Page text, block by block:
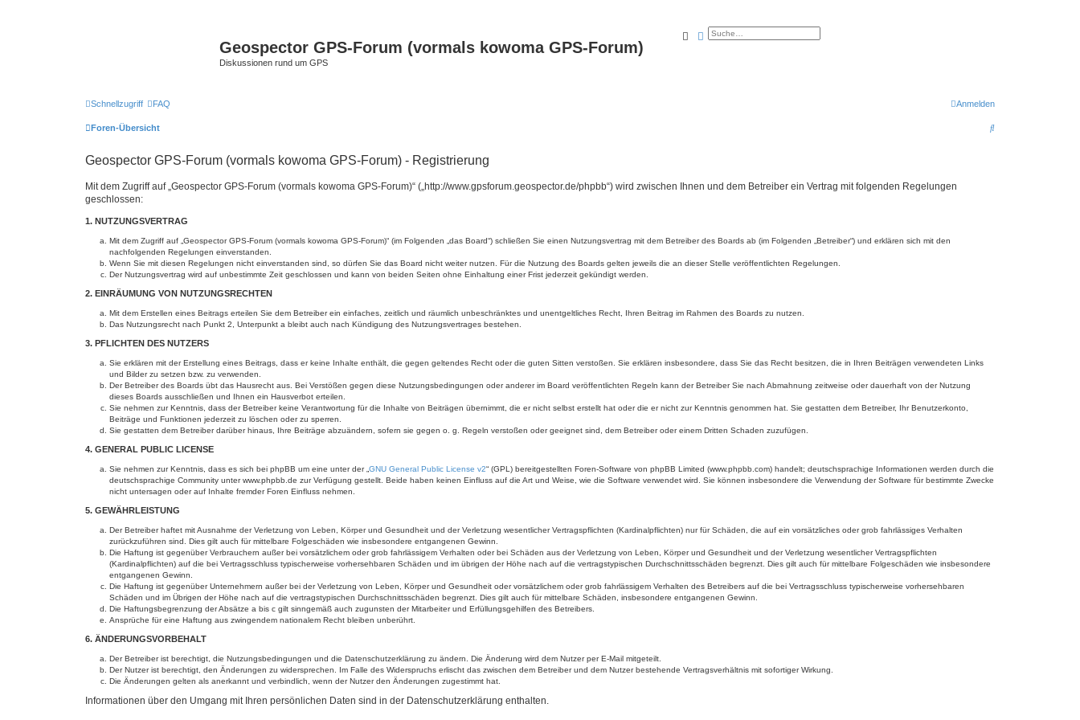
Geospector GPS-Forum (vormals kowoma GPS-Forum)
Diskussionen rund um GPS
SucheErweiterte Suche
Schnellzugriff FAQ Anmelden
Foren-Übersicht
S
Geospector GPS-Forum (vormals kowoma GPS-Forum) - Registrierung
Mit dem Zugriff auf „Geospector GPS-Forum (vormals kowoma GPS-Forum)“ („http://www.gpsforum.geospector.de/phpbb“) wird zwischen Ihnen und dem Betreiber ein Vertrag mit folgenden Regelungen
geschlossen:
1. NUTZUNGSVERTRAG
Mit dem Zugriff auf „Geospector GPS-Forum (vormals kowoma GPS-Forum)“ (im Folgenden „das Board“) schließen Sie einen Nutzungsvertrag mit dem Betreiber des Boards ab (im Folgenden „Betreiber“) und erklären sich mit den
nachfolgenden Regelungen einverstanden.
Wenn Sie mit diesen Regelungen nicht einverstanden sind, so dürfen Sie das Board nicht weiter nutzen. Für die Nutzung des Boards gelten jeweils die an dieser Stelle veröffentlichten Regelungen.
Der Nutzungsvertrag wird auf unbestimmte Zeit geschlossen und kann von beiden Seiten ohne Einhaltung einer Frist jederzeit gekündigt werden.
2. EINRÄUMUNG VON NUTZUNGSRECHTEN
Mit dem Erstellen eines Beitrags erteilen Sie dem Betreiber ein einfaches, zeitlich und räumlich unbeschränktes und unentgeltliches Recht, Ihren Beitrag im Rahmen des Boards zu nutzen.
Das Nutzungsrecht nach Punkt 2, Unterpunkt a bleibt auch nach Kündigung des Nutzungsvertrages bestehen.
3. PFLICHTEN DES NUTZERS
Sie erklären mit der Erstellung eines Beitrags, dass er keine Inhalte enthält, die gegen geltendes Recht oder die guten Sitten verstoßen. Sie erklären insbesondere, dass Sie das Recht besitzen, die in Ihren Beiträgen verwendeten Links
und Bilder zu setzen bzw. zu verwenden.
Der Betreiber des Boards übt das Hausrecht aus. Bei Verstößen gegen diese Nutzungsbedingungen oder anderer im Board veröffentlichten Regeln kann der Betreiber Sie nach Abmahnung zeitweise oder dauerhaft von der Nutzung
dieses Boards ausschließen und Ihnen ein Hausverbot erteilen.
Sie nehmen zur Kenntnis, dass der Betreiber keine Verantwortung für die Inhalte von Beiträgen übernimmt, die er nicht selbst erstellt hat oder die er nicht zur Kenntnis genommen hat. Sie gestatten dem Betreiber, Ihr Benutzerkonto,
Beiträge und Funktionen jederzeit zu löschen oder zu sperren.
Sie gestatten dem Betreiber darüber hinaus, Ihre Beiträge abzuändern, sofern sie gegen o. g. Regeln verstoßen oder geeignet sind, dem Betreiber oder einem Dritten Schaden zuzufügen.
4. GENERAL PUBLIC LICENSE
Sie nehmen zur Kenntnis, dass es sich bei phpBB um eine unter der „ GNU General Public License v2“ (GPL) bereitgestellten Foren-Software von phpBB Limited (www.phpbb.com) handelt; deutschsprachige Informationen werden durch die
deutschsprachige Community unter www.phpbb.de zur Verfügung gestellt. Beide haben keinen Einfluss auf die Art und Weise, wie die Software verwendet wird. Sie können insbesondere die Verwendung der Software für bestimmte Zwecke
nicht untersagen oder auf Inhalte fremder Foren Einfluss nehmen.
5. GEWÄHRLEISTUNG
Der Betreiber haftet mit Ausnahme der Verletzung von Leben, Körper und Gesundheit und der Verletzung wesentlicher Vertragspflichten (Kardinalpflichten) nur für Schäden, die auf ein vorsätzliches oder grob fahrlässiges Verhalten
zurückzuführen sind. Dies gilt auch für mittelbare Folgeschäden wie insbesondere entgangenen Gewinn.
Die Haftung ist gegenüber Verbrauchern außer bei vorsätzlichem oder grob fahrlässigem Verhalten oder bei Schäden aus der Verletzung von Leben, Körper und Gesundheit und der Verletzung wesentlicher Vertragspflichten
(Kardinalpflichten) auf die bei Vertragsschluss typischerweise vorhersehbaren Schäden und im übrigen der Höhe nach auf die vertragstypischen Durchschnittsschäden begrenzt. Dies gilt auch für mittelbare Folgeschäden wie insbesondere
entgangenen Gewinn.
Die Haftung ist gegenüber Unternehmern außer bei der Verletzung von Leben, Körper und Gesundheit oder vorsätzlichem oder grob fahrlässigem Verhalten des Betreibers auf die bei Vertragsschluss typischerweise vorhersehbaren
Schäden und im Übrigen der Höhe nach auf die vertragstypischen Durchschnittsschäden begrenzt. Dies gilt auch für mittelbare Schäden, insbesondere entgangenen Gewinn.
Die Haftungsbegrenzung der Absätze a bis c gilt sinngemäß auch zugunsten der Mitarbeiter und Erfüllungsgehilfen des Betreibers.
Ansprüche für eine Haftung aus zwingendem nationalem Recht bleiben unberührt.
6. ÄNDERUNGSVORBEHALT
Der Betreiber ist berechtigt, die Nutzungsbedingungen und die Datenschutzerklärung zu ändern. Die Änderung wird dem Nutzer per E-Mail mitgeteilt.
Der Nutzer ist berechtigt, den Änderungen zu widersprechen. Im Falle des Widerspruchs erlischt das zwischen dem Betreiber und dem Nutzer bestehende Vertragsverhältnis mit sofortiger Wirkung.
Die Änderungen gelten als anerkannt und verbindlich, wenn der Nutzer den Änderungen zugestimmt hat.
Informationen über den Umgang mit Ihren persönlichen Daten sind in der Datenschutzerklärung enthalten.